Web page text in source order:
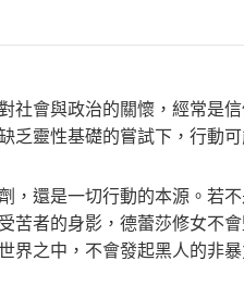
會與政治的關懷，經常是
靈性基礎的嘗試下，行動
還是一切行動的本源。若
者的身影，德蕾莎修女不
之中，不會發起黑人的非